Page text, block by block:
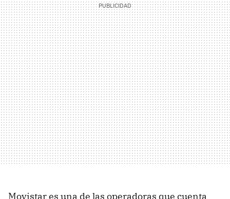
Movistar es una de las operadoras que cuenta